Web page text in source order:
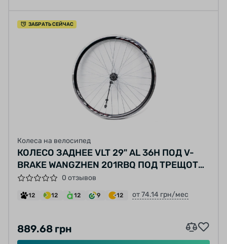
ЗАБРАТЬ СЕЙЧАС
Колеса на велосипед
КОЛЕСО ЗАДНЕЕ VLT 29" AL 36H ПОД V-
BRAKE WANGZHEN 201RBQ ПОД ТРЕЩОТКУ
ЧЕРНЫЙ ПРОМПОДШИПНИК 8-9-10-
СКОРОСТЕЙ
0 отзывов
12 12 12 9 12 от 74.14 грн/мес
889.68 грн